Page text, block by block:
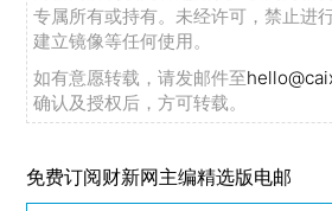
专属所有或持有。未经许可，禁止进
建立镜像等任何使用。
如有意愿转载，请发邮件至
确认及授权后，方可转载。
免费订阅财新网主编精选版电邮